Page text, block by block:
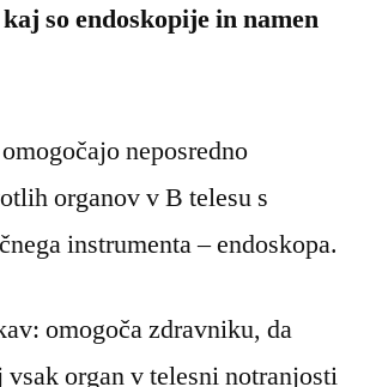
so endoskopije in namen
neposredno
organov v B telesu s
instrumenta – endoskopa.
omogoča zdravniku, da
vsak organ v telesni notranjosti